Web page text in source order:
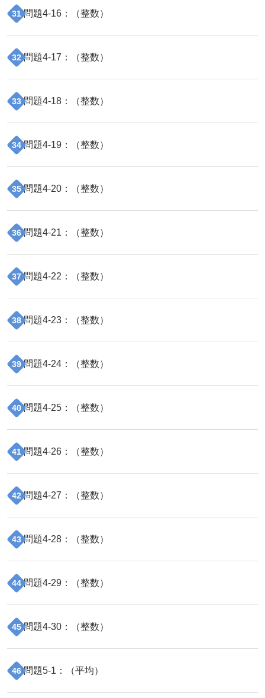
31 問題4-16 ：（整数）
32 問題4-17 ：（整数）
33 問題4-18 ：（整数）
34 問題4-19 ：（整数）
35 問題4-20 ：（整数）
36 問題4-21 ：（整数）
37 問題4-22 ：（整数）
38 問題4-23 ：（整数）
39 問題4-24 ：（整数）
40 問題4-25 ：（整数）
41 問題4-26 ：（整数）
42 問題4-27 ：（整数）
43 問題4-28 ：（整数）
44 問題4-29 ：（整数）
45 問題4-30 ：（整数）
46 問題5-1 ：（平均）